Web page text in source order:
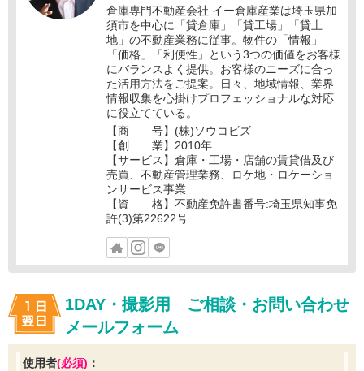
倉庫専門不動産会社 イー倉庫産業は埼玉県加
須市を中心に「貸倉庫」「貸工場」「貸土
地」の不動産業務に従事。物件の「情報」
「価格」「利便性」という3つの価値をお客様
にバランスよく提供。お客様のニーズに合っ
た活用方法をご提案。日々、地域情報、業界
情報収集を心掛けプロフェッショナルな対応
に役立てている。
【商 号】(株)ソウコビズ
【創 業】2010年
【サービス】倉庫・工場・店舗の賃貸借及び
売買、不動産管理業務、ロケ地・ロケーショ
ンサービス事業
【資 格】不動産免許書番号:埼玉県知事免
許(3)第22622号
1DAY・撮影用 ご相談・お問い合わせ
メールフォーム
使用者(必須) ：